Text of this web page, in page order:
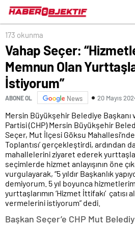
173 okunma
Vahap Seçer:
Memnun Olan
İstiyorum”
ABONE OL News 20 Mayıs
Mersin Büyükşehir Belediye Başkanı
Partisi (CHP) Mersin Büyükşehir
Seçer, Mut İlçesi Göksu Mahallesi’nde
Toplantısı’ gerçekleştirdi, ardından
mahallelerini ziyaret ederek
seçimlerde hizmet anlayışının öne
vurgulayarak, “5 yıldır Başkanlık
demiyorum. 5 yıl boyunca
yurttaşlarımın ‘Hizmet İttifakı’
vermelerini istiyorum” dedi.
Başkan Seçer’e CHP Mut